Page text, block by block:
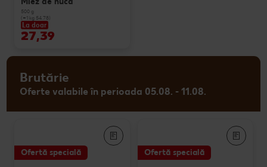
500 g
(=1 kg 54.78)
La doar
27,39
Brutărie
Oferte valabile în perioada 05.08. - 11.08.
Ofertă specială Ofertă specială